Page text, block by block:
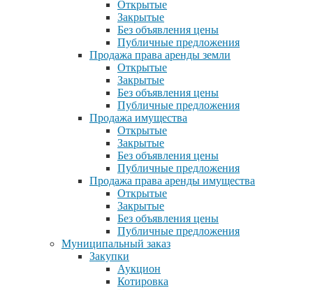
Открытые
Закрытые
Без объявления цены
Публичные предложения
Продажа права аренды земли
Открытые
Закрытые
Без объявления цены
Публичные предложения
Продажа имущества
Открытые
Закрытые
Без объявления цены
Публичные предложения
Продажа права аренды имущества
Открытые
Закрытые
Без объявления цены
Публичные предложения
Муниципальный заказ
Закупки
Аукцион
Котировка